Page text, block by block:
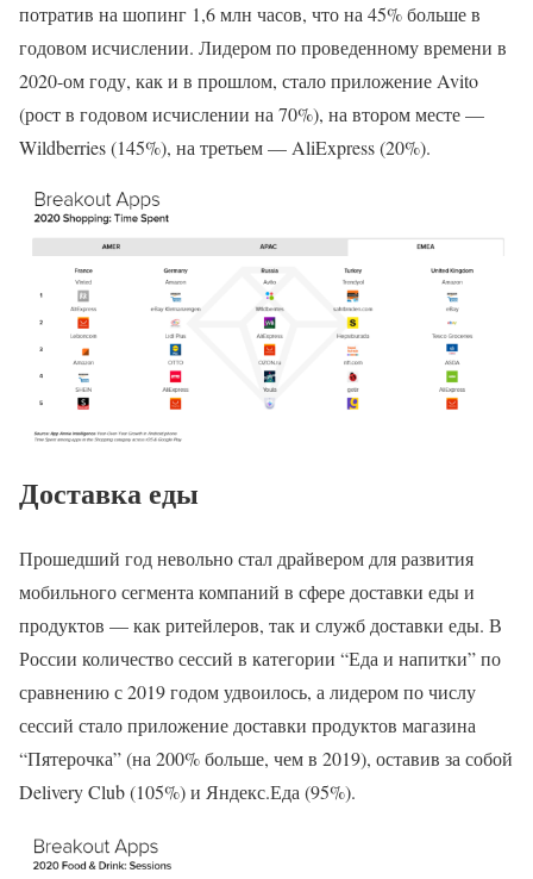
потратив на шопинг 1,6 млн часов, что на 45% больше в
годовом исчислении. Лидером по проведенному времени в
2020-ом году, как и в прошлом, стало приложение Avito
(рост в годовом исчислении на 70%), на втором месте —
Wildberries (145%), на третьем — AliExpress (20%).
Доставка еды
Прошедший год невольно стал драйвером для развития
мобильного сегмента компаний в сфере доставки еды и
продуктов — как ритейлеров, так и служб доставки еды. В
России количество сессий в категории “Еда и напитки” по
сравнению с 2019 годом удвоилось, а лидером по числу
сессий стало приложение доставки продуктов магазина
“Пятерочка” (на 200% больше, чем в 2019), оставив за собой
Delivery Club (105%) и Яндекс.Еда (95%).